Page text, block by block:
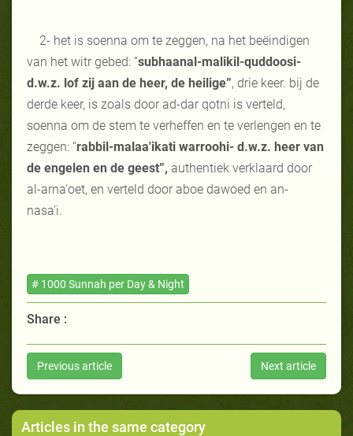
2- het is soenna om te zeggen, na het beëindigen
van het witr gebed: “subhaanal-malikil-quddoosi-
d.w.z. lof zij aan de heer, de heilige”, drie keer. bij de
derde keer, is zoals door ad-dar qotni is verteld,
soenna om de stem te verheffen en te verlengen en te
zeggen: “rabbil-malaa'ikati warroohi- d.w.z. heer van
de engelen en de geest”, authentiek verklaard door
al-arna'oet, en verteld door aboe dawoed en an-
nasa'i.
# 1000 Sunnah per Day & Night
Share :
Previous article Next article
Articles in the same category